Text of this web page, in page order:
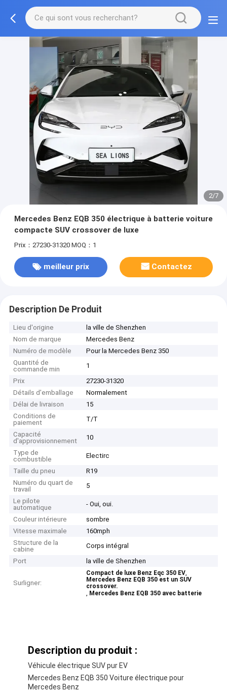
2/7
Mercedes Benz EQB 350 électrique à batterie voiture
compacte SUV crossover de luxe
Prix：27230-31320 MOQ：1
meilleur prix Contactez
Description De Produit
Lieu d'origine
la ville de Shenzhen
Nom de marque
Mercedes Benz
Numéro de modèle
Pour la Mercedes Benz 350
Quantité de
commande min
1
Prix
27230-31320
Détails d'emballage
Normalement
Délai de livraison
15
Conditions de
paiement
T/T
Capacité
d'approvisionnement
10
Type de
combustible
Electirc
Taille du pneu
R19
Numéro du quart de
travail
5
Le pilote
automatique
- Oui, oui.
Couleur intérieure
sombre
Vitesse maximale
160mph
Structure de la
cabine
Corps intégral
Port
la ville de Shenzhen
Surligner:
Compact de luxe Benz Eqc 350 EV,
Mercedes Benz EQB 350 est un SUV
crossover.
, Mercedes Benz EQB 350 avec batterie
Description du produit :
Véhicule électrique SUV pur EV
Mercedes Benz EQB 350 Voiture électrique pour
Mercedes Benz